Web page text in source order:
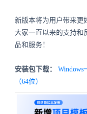
新版本将为用户带来更
大家一直以来的支持和
品和服务！
安装包下载： Windows
（64位）